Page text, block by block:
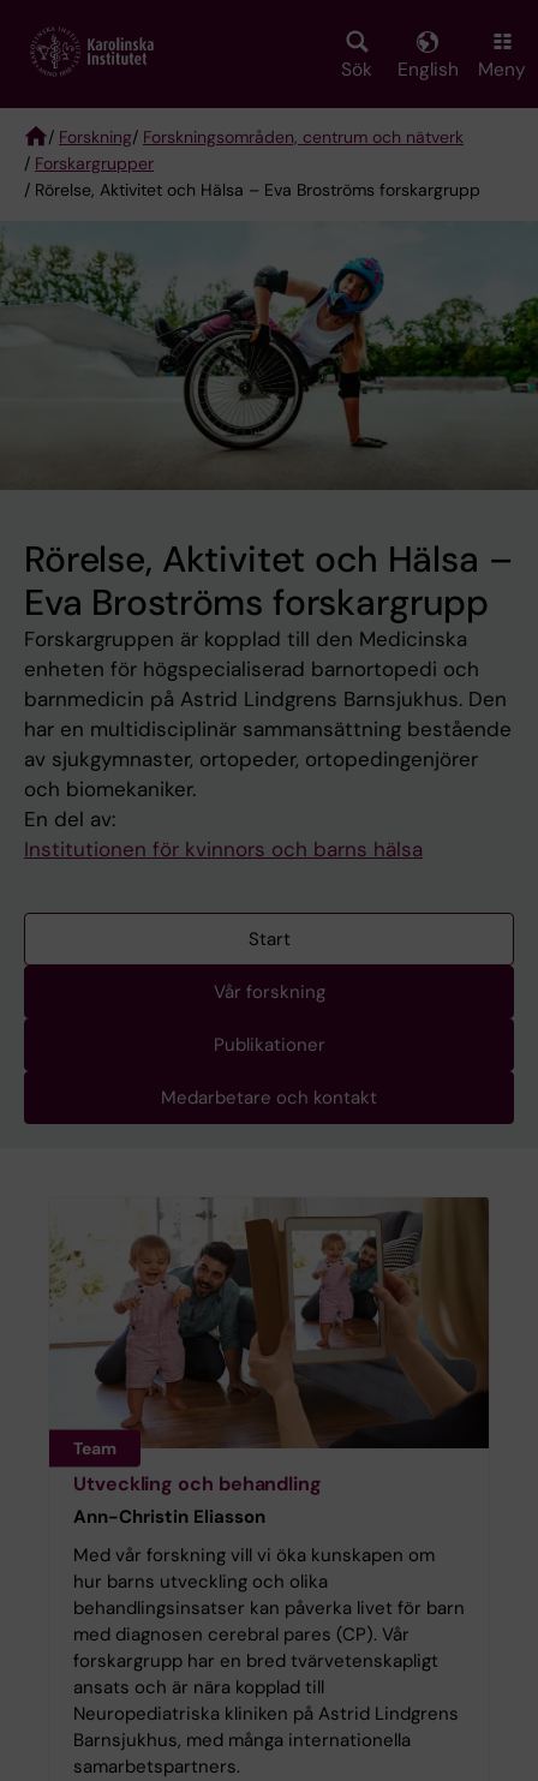
main
Sök English Meny
Breadcrumb
/ Forskning/ Forskningsområden, centrum och nätverk
/ Forskargrupper
/ Rörelse, Aktivitet och Hälsa – Eva Broströms forskargrupp
Rörelse, Aktivitet och Hälsa –
Eva Broströms forskargrupp
Forskargruppen är kopplad till den Medicinska
enheten för högspecialiserad barnortopedi och
barnmedicin på Astrid Lindgrens Barnsjukhus. Den
har en multidisciplinär sammansättning bestående
av sjukgymnaster, ortopeder, ortopedingenjörer
och biomekaniker.
En del av:
Institutionen för kvinnors och barns hälsa
Start
Vår forskning
Publikationer
Medarbetare och kontakt
Team
Utveckling och behandling
Ann-Christin Eliasson
Med vår forskning vill vi öka kunskapen om
hur barns utveckling och olika
behandlingsinsatser kan påverka livet för barn
med diagnosen cerebral pares (CP). Vår
forskargrupp har en bred tvärvetenskapligt
ansats och är nära kopplad till
Neuropediatriska kliniken på Astrid Lindgrens
Barnsjukhus, med många internationella
samarbetspartners.